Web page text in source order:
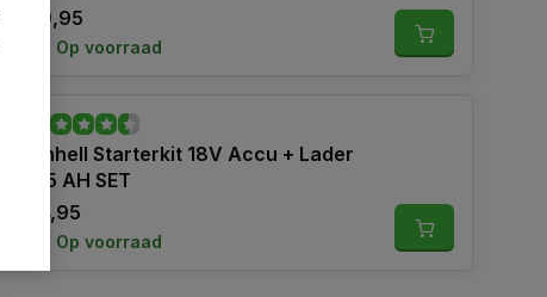
39,95
Op voorraad
Einhell Starterkit 18V Accu + Lader
2,5 AH SET
24,95
Op voorraad